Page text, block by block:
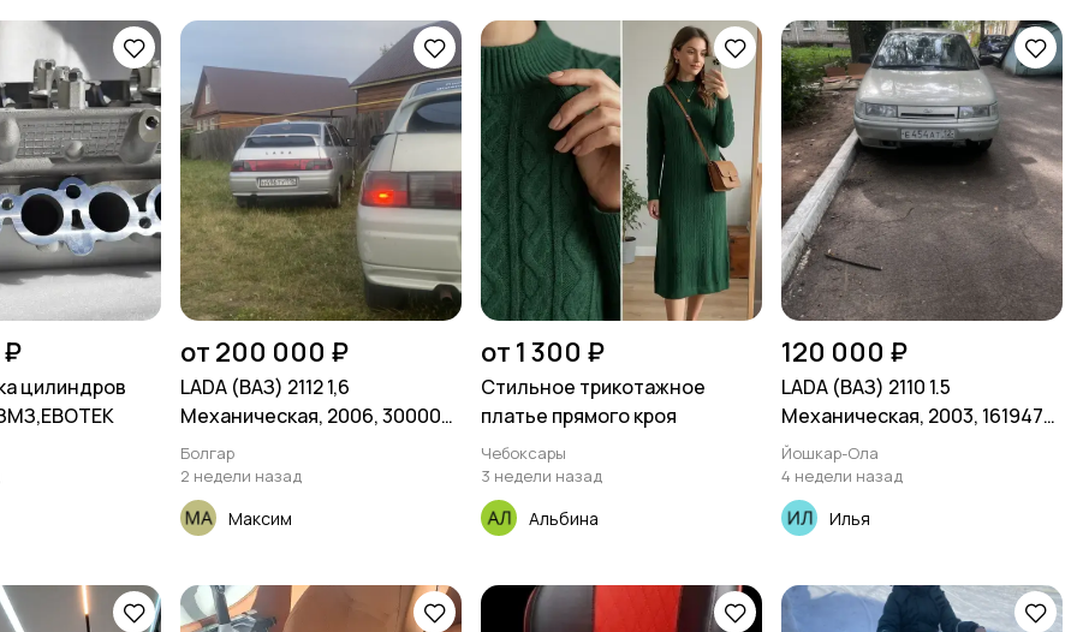
₽
цилиндров
от 200 000 ₽
LADA (ВАЗ) 2112 1,6
Механическая, 2006, 300000
км
Болгар
2 недели назад
Максим
от 1 300 ₽
Стильное трикотажное
платье прямого кроя
Чебоксары
3 недели назад
Альбина
120 000 ₽
LADA (ВАЗ) 2110 1.5
Механическая, 2003, 161947
км
Йошкар-Ола
4 недели назад
Илья